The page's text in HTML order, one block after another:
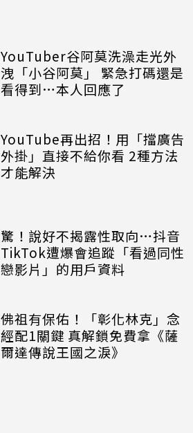
YouTuber谷阿莫洗澡走光外
洩「小谷阿莫」 緊急打碼還是
看得到…本人回應了
YouTube再出招！用「擋廣告
外掛」直接不給你看 2種方法
才能解決
驚！說好不揭露性取向…抖音
TikTok遭爆會追蹤「看過同性
戀影片」的用戶資料
佛祖有保佑！「彰化林克」念
經配1關鍵 真解鎖免費拿《薩
爾達傳說王國之淚》